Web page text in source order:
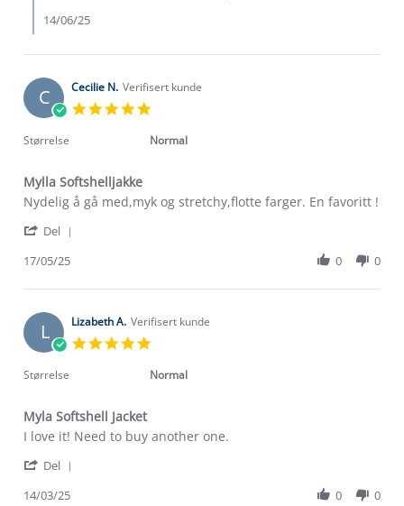
14/06/25
C Cecilie N. Verifisert kunde
rating
Størrelse Normal
Mylla Softshelljakke
Review
Cecilie
on
May
review
Mylla
Nydelig å gå med,myk og stretchy,flotte farger. En favoritt !
Del
Cecilie
on
17
May
17/05/25 0 0
L Lizabeth A. Verifisert kunde
rating
Størrelse Normal
Myla Softshell Jacket
Review
Lizabeth
on
review
Myla
Jacket
I love it! Need to buy another one.
Del
14/03/25 0 0